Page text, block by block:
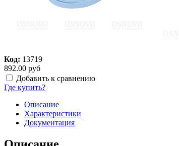
Код: 13719
892.00 руб
Добавить к сравнению
Где купить?
Описание
Характеристики
Документация